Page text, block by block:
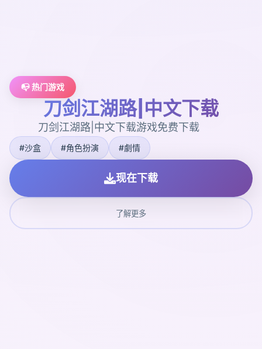
📭 热门游戏
刀剑江湖路|中文下载
刀剑江湖路|中文下载游戏免费下载
#沙盒 #角色扮演 #劇情
现在下载
了解更多